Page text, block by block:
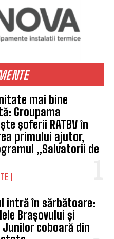
mai bine
Groupama
șoferii RATBV în
primului ajutor,
„Salvatorii de
intră în sărbătoare:
Brașovului și
coboară din